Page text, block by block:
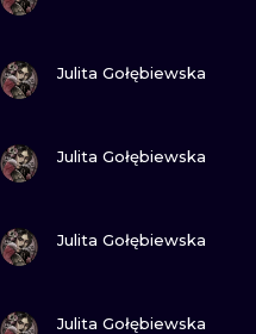
Julita Gołębiewska
Julita Gołębiewska
Julita Gołębiewska
Julita Gołębiewska